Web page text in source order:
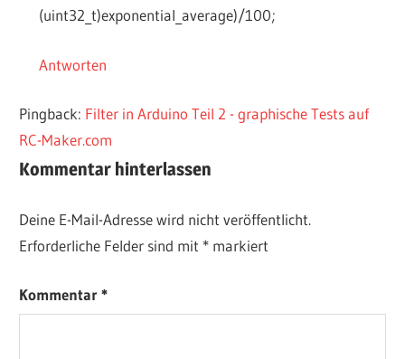
(uint32_t)exponential_average)/100;
Antworten
Pingback: Filter in Arduino Teil 2 - graphische Tests auf
RC-Maker.com
Kommentar hinterlassen
Deine E-Mail-Adresse wird nicht veröffentlicht.
Erforderliche Felder sind mit * markiert
Kommentar*